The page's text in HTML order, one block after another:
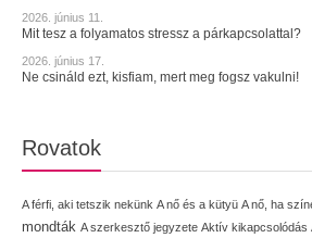
2026. június 11.
Mit tesz a folyamatos stressz a párkapcsolattal?
2026. június 17.
Ne csináld ezt, kisfiam, mert meg fogsz vakulni!
Rovatok
A férfi, aki tetszik nekünk A nő és a kütyü A nő, ha
mondták A szerkesztő jegyzete Aktív kikapcsolódás